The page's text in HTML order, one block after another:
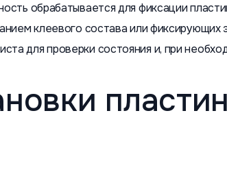
обрабатывается для фиксации
клеевого состава или фиксирующих
для проверки состояния и, при